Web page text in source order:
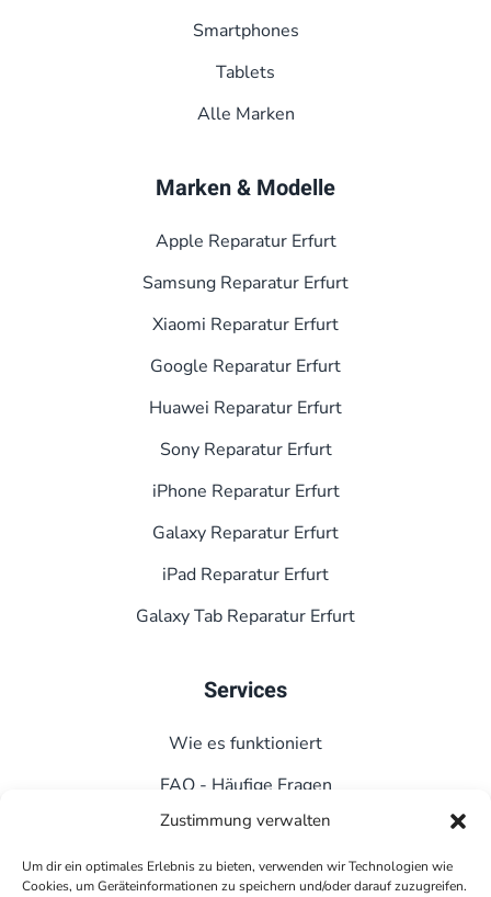
Zustimmung verwalten
Um dir ein optimales Erlebnis zu bieten, verwenden wir Technologien wie
Cookies, um Geräteinformationen zu speichern und/oder darauf zuzugreifen.
Smart­phones
Tablets
Alle Marken
Marken & Modelle
Apple Reparatur Erfurt
Samsung Reparatur Erfurt
Xiaomi Reparatur Erfurt
Google Reparatur Erfurt
Huawei Reparatur Erfurt
Sony Reparatur Erfurt
iPhone Reparatur Erfurt
Galaxy Reparatur Erfurt
iPad Reparatur Erfurt
Galaxy Tab Reparatur Erfurt
Services
Wie es funktioniert
FAQ - Häufige Fragen
Kontakt
Datenschutz